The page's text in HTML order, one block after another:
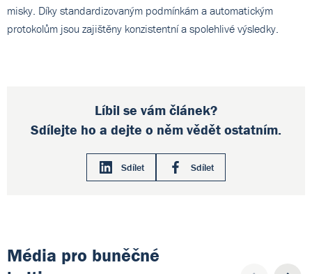
misky. Díky standardizovaným podmínkám a automatickým
protokolům jsou zajištěny konzistentní a spolehlivé výsledky.
Líbil se vám článek?
Sdílejte ho a dejte o něm vědět ostatním.
Sdílet Sdílet
Média pro buněčné